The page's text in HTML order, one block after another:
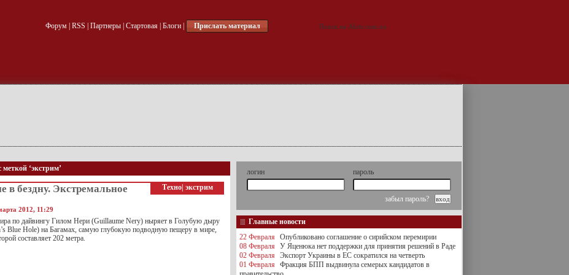
Форум| RSS Партнеры| Стартовая| Блоги| Прислать материал
меткой ‘экстрим’
Техно| экстрим
в бездну. Экстремальное
2012, 11:29
по дайвингу Гилом Нери (Guillaume Nery) ныряет в Голубую дыру
Blue Hole) на Багамах, самую глубокую подводную пещеру в мире,
составляет 202 метра.
логин пароль
забыл пароль?
Главные новости
22 Февраля
Опубликовано соглашение о сирийском перемирии
08 Февраля
У Яценюка нет поддержки для принятия решений в Раде
02 Февраля
Экспорт Украины в ЕС сократился на четверть
01 Февраля
Фракция БПП выдвинула семерых кандидатов в